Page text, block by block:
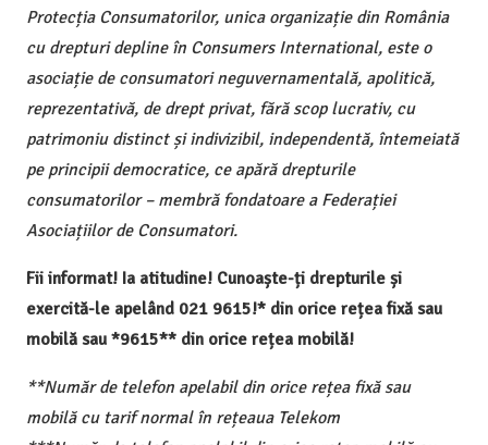
Protecția Consumatorilor, unica organizație din România
cu drepturi depline în Consumers International, este o
asociație de consumatori neguvernamentală, apolitică,
reprezentativă, de drept privat, fără scop lucrativ, cu
patrimoniu distinct și indivizibil, independentă, întemeiată
pe principii democratice, ce apără drepturile
consumatorilor – membră fondatoare a Federației
Asociațiilor de Consumatori.
Fii informat! Ia atitudine! Cunoaște-ți drepturile și
exercită-le apelând 021 9615!* din orice rețea fixă sau
mobilă sau *9615** din orice rețea mobilă!
**Număr de telefon apelabil din orice rețea fixă sau
mobilă cu tarif normal în rețeaua Telekom